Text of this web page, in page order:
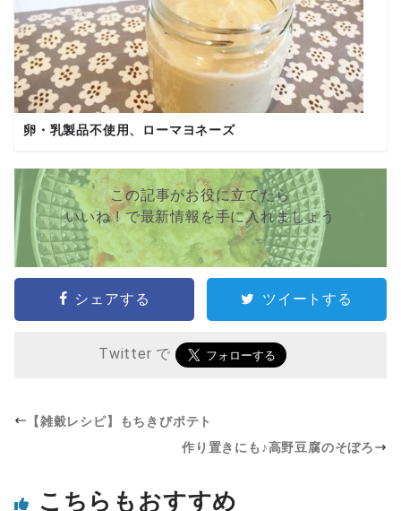
卵・乳製品不使用、ローマヨネーズ
この記事がお役に立てたら
いいね ! で最新情報を手に入れましょう
シェアする ツイートする
Twitter で
【雑穀レシピ】もちきびポテト
作り置きにも♪高野豆腐のそぼろ
こちらもおすすめ